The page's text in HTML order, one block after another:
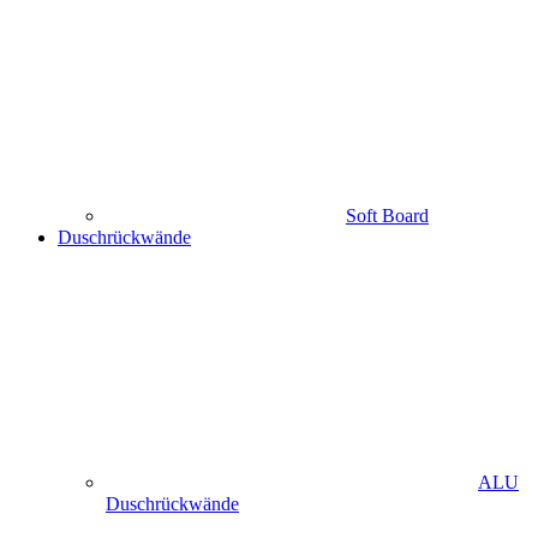
Soft Board
Duschrückwände
ALU
Duschrückwände